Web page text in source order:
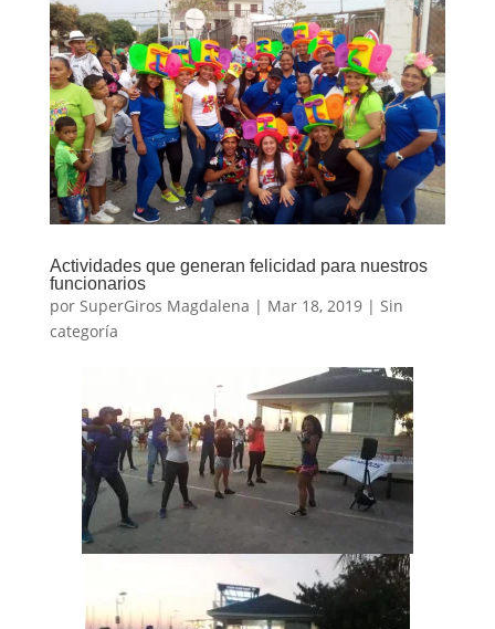
Actividades que generan felicidad para nuestros
funcionarios
por SuperGiros Magdalena | Mar 18, 2019| Sin
categoría